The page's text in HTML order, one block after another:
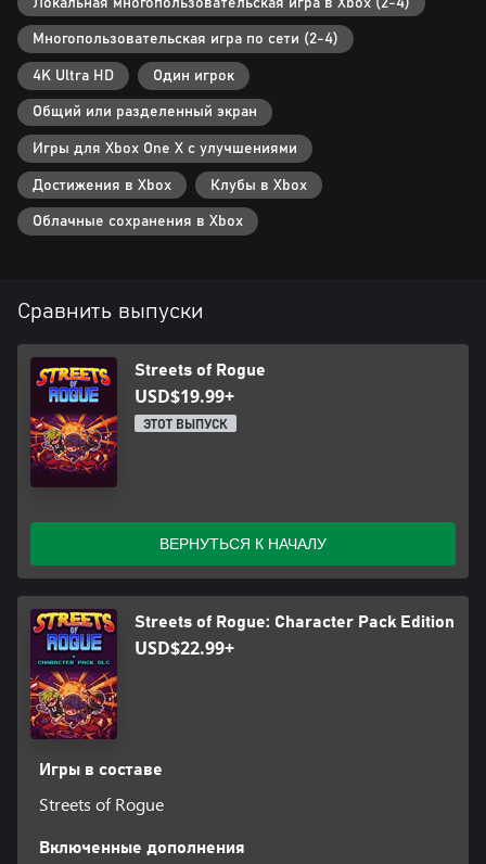
Многопользовательская игра по сети (2-4)
4K Ultra HD Один игрок
Общий или разделенный экран
Игры для Xbox One X с улучшениями
Достижения в Xbox Клубы в Xbox
Облачные сохранения в Xbox
Сравнить выпуски
Streets of Rogue
USD$19.99+
ЭТОТ ВЫПУСК
ВЕРНУТЬСЯ К НАЧАЛУ
Streets of Rogue: Character Pack Edition
USD$22.99+
Игры в составе
Streets of Rogue
Включенные дополнения